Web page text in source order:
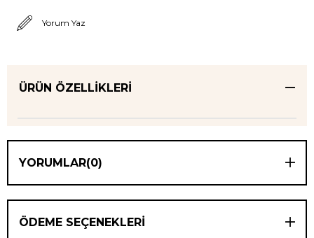
Yorum Yaz
ÜRÜN ÖZELLIKLERI
YORUMLAR(0)
ÖDEME SEÇENEKLERI